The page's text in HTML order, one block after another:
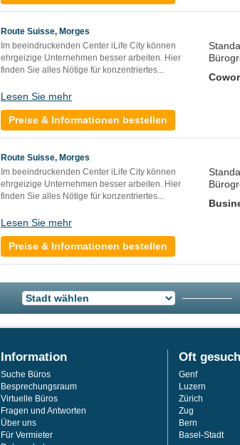
Route Suisse, Morges
Im beeindruckenden Center iLife City können
ehrgeizige Unternehmen besser arbeiten. Hier
finden Sie alles Nötige für konzentriertes...
Lesen Sie mehr
Preise & Informationen bestellen
Route Suisse, Morges
Im beeindruckenden Center iLife City können
ehrgeizige Unternehmen besser arbeiten. Hier
finden Sie alles Nötige für konzentriertes...
Lesen Sie mehr
Preise & Informationen bestellen
Information
Suche Büros
Besprechungsraum
Virtuelle Büros
Fragen und Antworten
Über uns
Für Vermieter
Oft
Genf
Luzern
Zürich
Zug
Bern
Basel-Stadt